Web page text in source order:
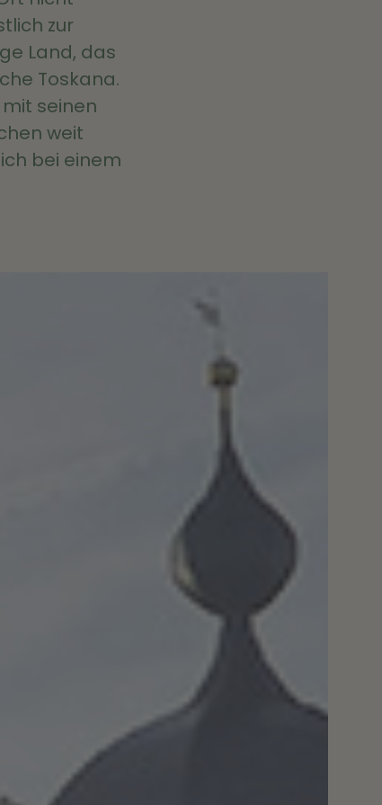
zur
Land, das
Toskana.
seinen
weit
bei einem